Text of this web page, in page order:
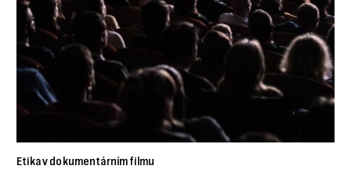
Etika v dokumentárním filmu